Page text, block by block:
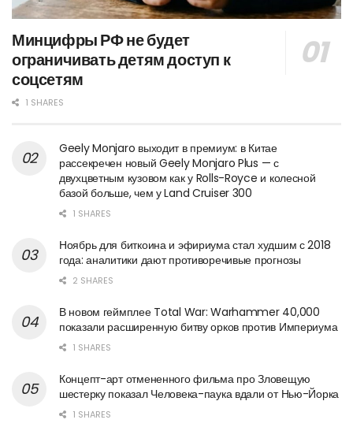
Минцифры РФ не будет
ограничивать детям доступ к
соцсетям
1 SHARES
Geely Monjaro выходит в премиум: в Китае
рассекречен новый Geely Monjaro Plus — с
двухцветным кузовом как у Rolls-Royce и колесной
базой больше, чем у Land Cruiser 300
1 SHARES
Ноябрь для биткоина и эфириума стал худшим с 2018
года: аналитики дают противоречивые прогнозы
2 SHARES
В новом геймплее Total War: Warhammer 40,000
показали расширенную битву орков против Империума
1 SHARES
Концепт-арт отмененного фильма про Зловещую
шестерку показал Человека-паука вдали от Нью-Йорка
1 SHARES